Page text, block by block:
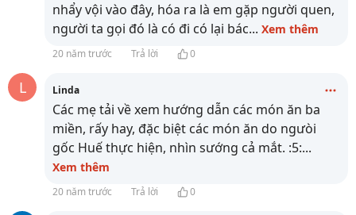
nhẩy vội vào đây, hóa ra là em gặp người quen,
người ta gọi đó là có đi có lại bác... Xem thêm
20 năm trước Trả lời 0
L Linda
Các mẹ tải về xem hướng dẫn các món ăn ba
miền, rấy hay, đặc biệt các món ăn do ngưòi
gốc Huế thực hiện, nhìn sướng cả mắt. :5:...
Xem thêm
20 năm trước Trả lời 0